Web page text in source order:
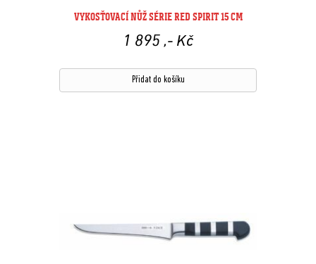
VYKOSŤOVACÍ NŮŽ SÉRIE RED SPIRIT 15 CM
1 895 ,- Kč
Přidat do košíku